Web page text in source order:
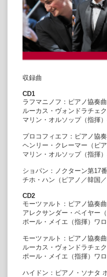
収録曲
CD1
ラフマニノフ：ピアノ協奏
ルーカス・ヴォンドラチェ
マリン・オルソップ（指揮
プロコフィエフ：ピアノ協
ヘンリー・クレーマー（ピ
マリン・オルソップ（指揮
ショパン：ノクターン第17
チホ・ハン（ピアノ／韓国／
CD2
モーツァルト：ピアノ協奏
アレクサンダー・ベイヤー
ポール・メイエ（指揮）ワ
モーツァルト：ピアノ協奏
ルーカス・ヴォンドラチェク
ポール・メイエ（指揮）ワ
ハイドン：ピアノ・ソナタ